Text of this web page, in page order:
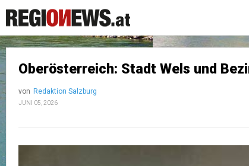
Oberösterreich: Stadt Wels und
von Redaktion Salzburg
JUNI 05, 2026